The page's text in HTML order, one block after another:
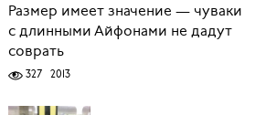
Размер имеет значение — чуваки
с длинными Айфонами не дадут
соврать
327 2013